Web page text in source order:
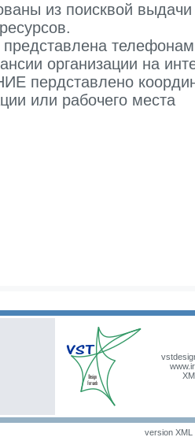
из поисквой
организации на
или рабочего места
version